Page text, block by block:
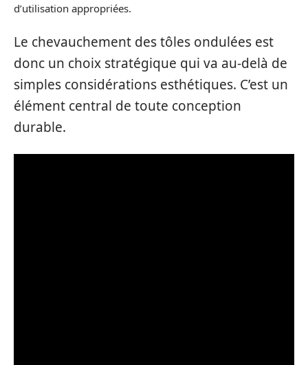
d’utilisation appropriées.
Le chevauchement des tôles ondulées est
donc un choix stratégique qui va au-delà de
simples considérations esthétiques. C’est un
élément central de toute conception
durable.